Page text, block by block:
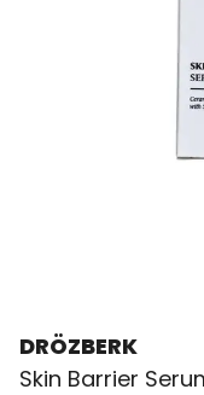
DRÖZBERK
Skin Barrier